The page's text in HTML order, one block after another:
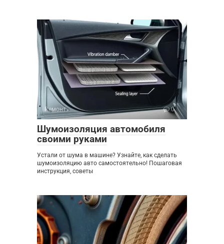
Ремонт 0
Шумоизоляция автомобиля
своими руками
Устали от шума в машине? Узнайте, как сделать
шумоизоляцию авто самостоятельно! Пошаговая
инструкция, советы